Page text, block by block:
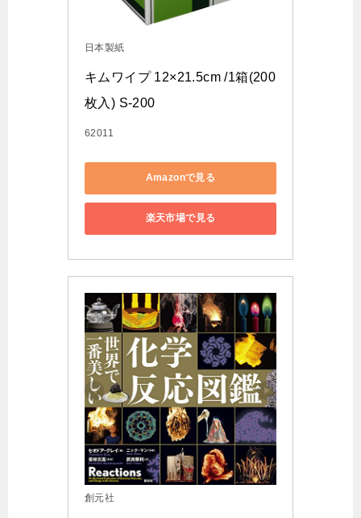
日本製紙
キムワイプ 12×21.5cm /1箱(200
枚入) S-200
62011
Amazonで見る
楽天市場で見る
創元社